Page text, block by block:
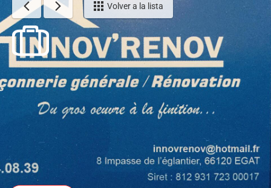
Volver a la lista